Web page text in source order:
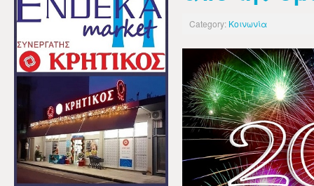
Category: Κοινωνία